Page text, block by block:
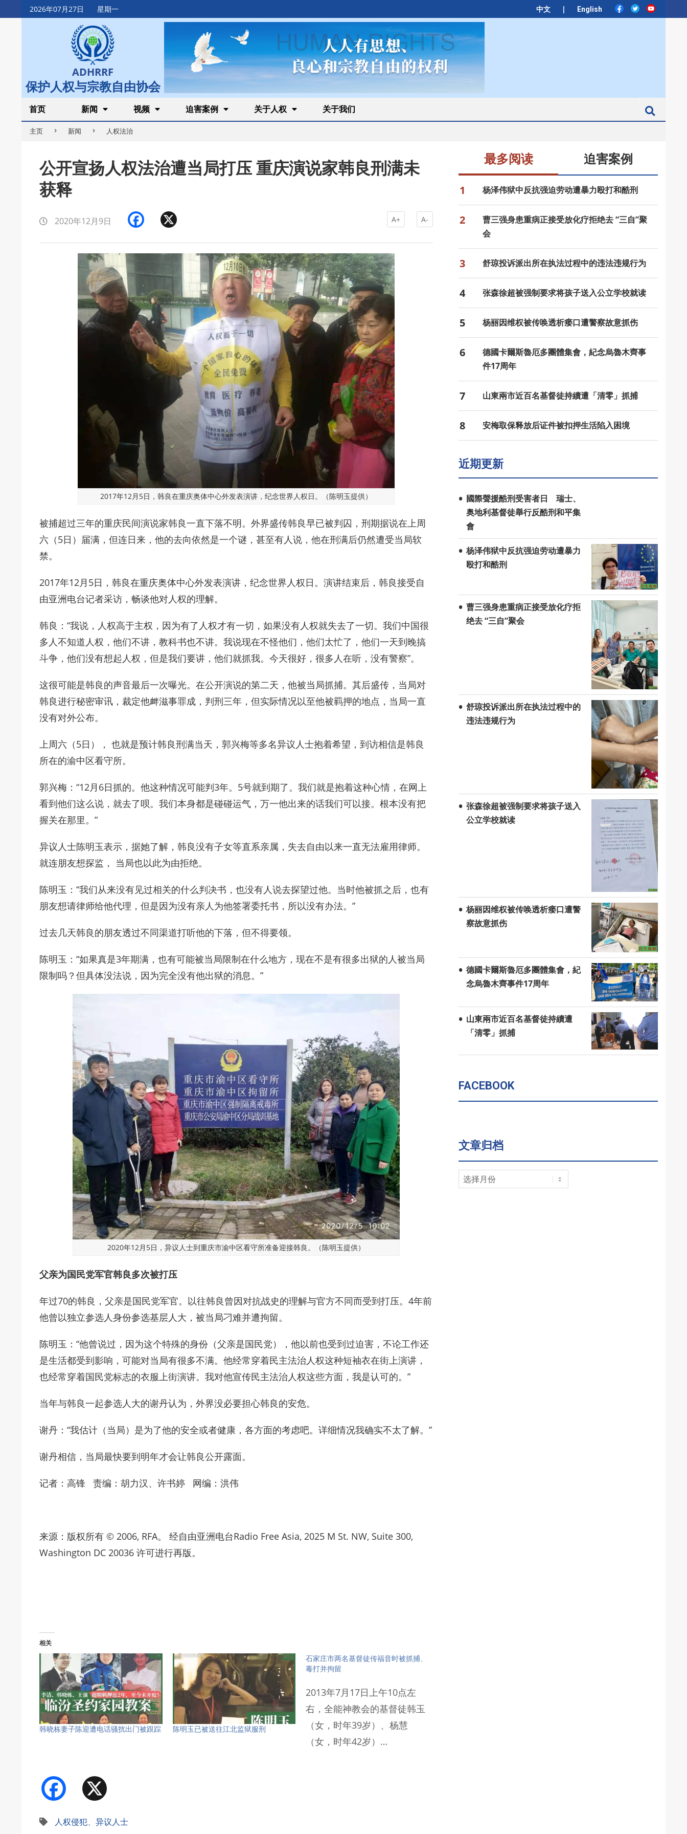
2026年07月27日 星期一 中文 | English
Skip
to
ADHRRF
保护人权与宗教自由协会
Secondary
Navigation
Menu
首页 新闻 视频 迫害案例 关于人权 关于我们
主页 新闻 人权法治
公开宣扬人权法治遭当局打压 重庆演说家韩良刑满未
获释
2020年12月9日 Facebook A+ A-
2017年12月5日，韩良在重庆奥体中心外发表演讲，纪念世界人权日。（陈明玉提供）
被捕超过三年的重庆民间演说家韩良一直下落不明。外界盛传韩良早已被判囚，刑期据说在上周
六（5日）届满，但连日来，他的去向依然是一个谜，甚至有人说，他在刑满后仍然遭受当局软
禁。
2017年12月5日，韩良在重庆奥体中心外发表演讲，纪念世界人权日。演讲结束后，韩良接受自
由亚洲电台记者采访，畅谈他对人权的理解。
韩良：“我说，人权高于主权，因为有了人权才有一切，如果没有人权就失去了一切。我们中国很
多人不知道人权，他们不讲，教科书也不讲。我说现在不怪他们，他们太忙了，他们一天到晚搞
斗争，他们没有想起人权，但是我们要讲，他们就抓我。今天很好，很多人在听，没有警察”。
这很可能是韩良的声音最后一次曝光。在公开演说的第二天，他被当局抓捕。其后盛传，当局对
韩良进行秘密审讯，裁定他衅滋事罪成，判刑三年，但实际情况以至他被羁押的地点，当局一直
没有对外公布。
上周六（5日）， 也就是预计韩良刑满当天，郭兴梅等多名异议人士抱着希望，到访相信是韩良
所在的渝中区看守所。
郭兴梅：“12月6日抓的。他这种情况可能判3年。5号就到期了。我们就是抱着这种心情，在网上
看到他们这么说，就去了呗。我们本身都是碰碰运气，万一他出来的话我们可以接。根本没有把
握关在那里。”
异议人士陈明玉表示，据她了解，韩良没有子女等直系亲属，失去自由以来一直无法雇用律师。
就连朋友想探监， 当局也以此为由拒绝。
陈明玉：“我们从来没有见过相关的什么判决书，也没有人说去探望过他。当时他被抓之后，也有
朋友想请律师给他代理，但是因为没有亲人为他签署委托书，所以没有办法。”
过去几天韩良的朋友透过不同渠道打听他的下落，但不得要领。
陈明玉：“如果真是3年期满，也有可能被当局限制在什么地方，现在不是有很多出狱的人被当局
限制吗？但具体没法说，因为完全没有他出狱的消息。”
2020年12月5日，异议人士到重庆市渝中区看守所准备迎接韩良。（陈明玉提供）
父亲为国民党军官韩良多次被打压
年过70的韩良，父亲是国民党军官。以往韩良曾因对抗战史的理解与官方不同而受到打压。4年前
他曾以独立参选人身份参选基层人大，被当局刁难并遭拘留。
陈明玉：“他曾说过，因为这个特殊的身份（父亲是国民党），他以前也受到过迫害，不论工作还
是生活都受到影响，可能对当局有很多不满。他经常穿着民主法治人权这种短袖衣在街上演讲，
也经常穿着国民党标志的衣服上街演讲。我对他宣传民主法治人权这些方面，我是认可的。”
当年与韩良一起参选人大的谢丹认为，外界没必要担心韩良的安危。
谢丹：“我估计（当局）是为了他的安全或者健康，各方面的考虑吧。详细情况我确实不太了解。”
谢丹相信，当局最快要到明年才会让韩良公开露面。
记者：高锋 责编：胡力汉、许书婷 网编：洪伟
来源：版权所有 © 2006, RFA。 经自由亚洲电台Radio Free Asia, 2025 M St. NW, Suite 300,
Washington DC 20036 许可进行再版。
相关
韩晓栋妻子陈迎遭电话骚扰出门被跟踪 陈明玉已被送往江北监狱服刑
石家庄市两名基督徒传福音时被抓捕、
毒打并拘留
2013年7月17日上午10点左
右，全能神教会的基督徒韩玉
（女，时年39岁）、杨慧
（女，时年42岁）…
Facebook
人权侵犯、 异议人士
最多阅读 迫害案例
1 杨泽伟狱中反抗强迫劳动遭暴力殴打和酷刑
2
曹三强身患重病正接受放化疗拒绝去 “三自”聚
会
3 舒琼投诉派出所在执法过程中的违法违规行为
4 张森徐超被强制要求将孩子送入公立学校就读
5 杨丽因维权被传唤透析瘘口遭警察故意抓伤
6
德國卡爾斯魯厄多團體集會，紀念烏魯木齊事
件17周年
7 山東兩市近百名基督徒持續遭「清零」抓捕
8 安梅取保释放后证件被扣押生活陷入困境
近期更新
國際聲援酷刑受害者日 瑞士、
奥地利基督徒舉行反酷刑和平集
會
杨泽伟狱中反抗强迫劳动遭暴力
殴打和酷刑
曹三强身患重病正接受放化疗拒
绝去 “三自”聚会
舒琼投诉派出所在执法过程中的
违法违规行为
张森徐超被强制要求将孩子送入
公立学校就读
杨丽因维权被传唤透析瘘口遭警
察故意抓伤
德國卡爾斯魯厄多團體集會，紀
念烏魯木齊事件17周年
山東兩市近百名基督徒持續遭
「清零」抓捕
FACEBOOK
文章归档
文
章